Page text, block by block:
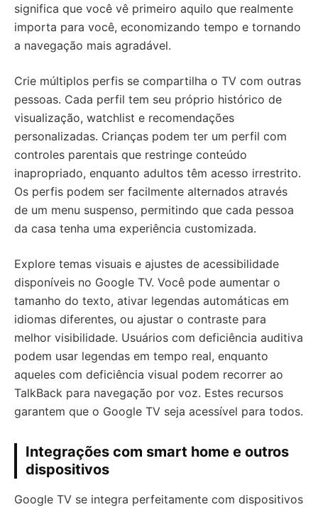
significa que você vê primeiro aquilo que realmente
importa para você, economizando tempo e tornando
a navegação mais agradável.
Crie múltiplos perfis se compartilha o TV com outras
pessoas. Cada perfil tem seu próprio histórico de
visualização, watchlist e recomendações
personalizadas. Crianças podem ter um perfil com
controles parentais que restringe conteúdo
inapropriado, enquanto adultos têm acesso irrestrito.
Os perfis podem ser facilmente alternados através
de um menu suspenso, permitindo que cada pessoa
da casa tenha uma experiência customizada.
Explore temas visuais e ajustes de acessibilidade
disponíveis no Google TV. Você pode aumentar o
tamanho do texto, ativar legendas automáticas em
idiomas diferentes, ou ajustar o contraste para
melhor visibilidade. Usuários com deficiência auditiva
podem usar legendas em tempo real, enquanto
aqueles com deficiência visual podem recorrer ao
TalkBack para navegação por voz. Estes recursos
garantem que o Google TV seja acessível para todos.
Integrações com smart home e outros
dispositivos
Google TV se integra perfeitamente com dispositivos